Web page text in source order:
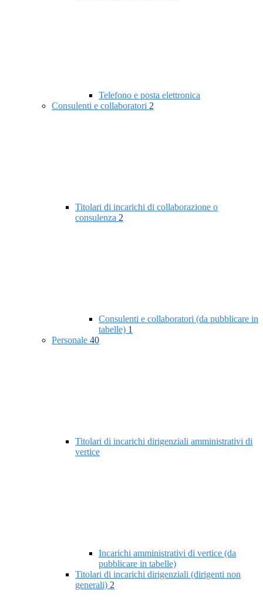
Telefono e posta elettronica
Consulenti e collaboratori 2
Titolari di incarichi di collaborazione o
consulenza 2
Consulenti e collaboratori (da pubblicare in
tabelle) 1
Personale 40
Titolari di incarichi dirigenziali amministrativi di
vertice
Incarichi amministrativi di vertice (da
pubblicare in tabelle)
Titolari di incarichi dirigenziali (dirigenti non
generali) 2